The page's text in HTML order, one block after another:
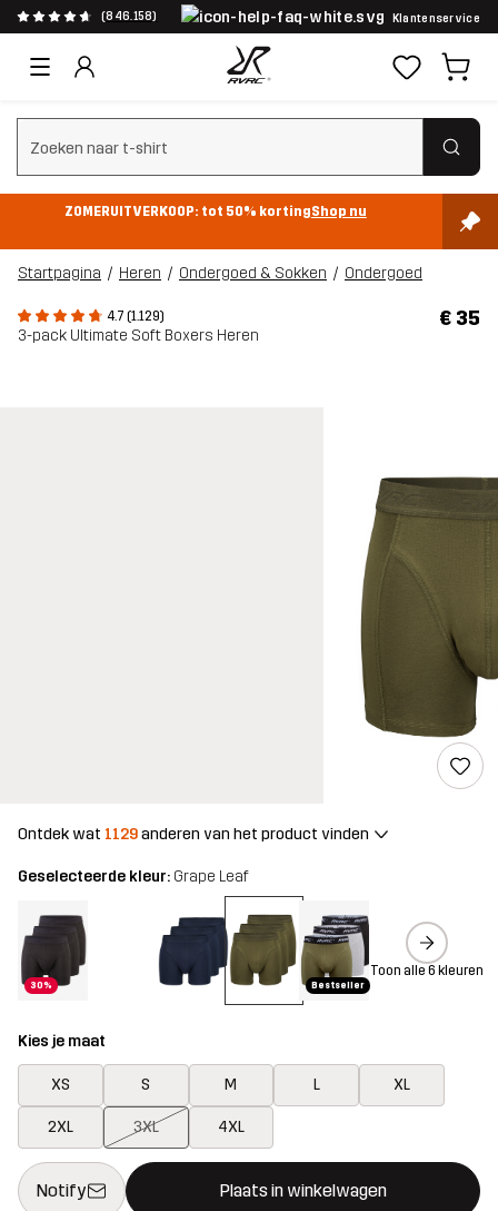
(846.158) Klantenservice
Zoeken wissen
ZOMERUITVERKOOP: tot 50% kortingShop nu
Startpagina Heren Ondergoed & Sokken Ondergoed
4.7 (1.129)
3-pack Ultimate Soft Boxers Heren
€ 35
Ontdek wat 1129anderen van het product vinden
Geselecteerde kleur: Grape Leaf
30% Bestseller
Toon alle 6 kleuren
Kies je maat
XS S M L XL
2XL 3XL 4XL
Notify Plaats in winkelwagen
Deze knop opent een modal met de bevestiging van een
{{size}} niet beschikbaar